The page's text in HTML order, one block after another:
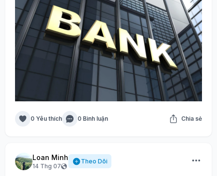
0 Yêu thích 0 Bình luận Chia sẻ
Loan Minh
14 Thg 07
Theo Dõi